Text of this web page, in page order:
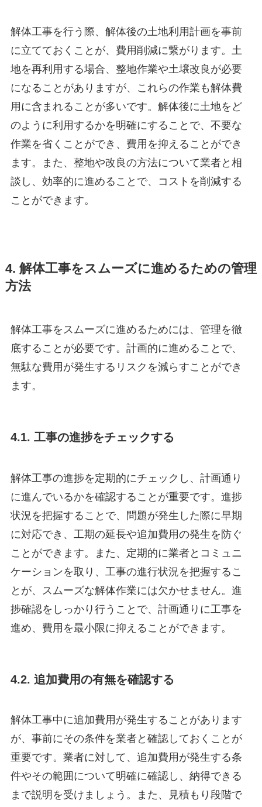
解体工事を行う際、解体後の土地利用計画を事前
に立てておくことが、費用削減に繋がります。土
地を再利用する場合、整地作業や土壌改良が必要
になることがありますが、これらの作業も解体費
用に含まれることが多いです。解体後に土地をど
のように利用するかを明確にすることで、不要な
作業を省くことができ、費用を抑えることができ
ます。また、整地や改良の方法について業者と相
談し、効率的に進めることで、コストを削減する
ことができます。
4. 解体工事をスムーズに進めるための管理
方法
解体工事をスムーズに進めるためには、管理を徹
底することが必要です。計画的に進めることで、
無駄な費用が発生するリスクを減らすことができ
ます。
4.1. 工事の進捗をチェックする
解体工事の進捗を定期的にチェックし、計画通り
に進んでいるかを確認することが重要です。進捗
状況を把握することで、問題が発生した際に早期
に対応でき、工期の延長や追加費用の発生を防ぐ
ことができます。また、定期的に業者とコミュニ
ケーションを取り、工事の進行状況を把握するこ
とが、スムーズな解体作業には欠かせません。進
捗確認をしっかり行うことで、計画通りに工事を
進め、費用を最小限に抑えることができます。
4.2. 追加費用の有無を確認する
解体工事中に追加費用が発生することがあります
が、事前にその条件を業者と確認しておくことが
重要です。業者に対して、追加費用が発生する条
件やその範囲について明確に確認し、納得できる
まで説明を受けましょう。また、見積もり段階で